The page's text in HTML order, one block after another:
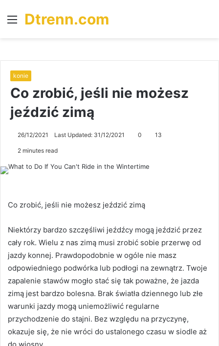
Menu
Dtrenn.com
konie
Co zrobić, jeśli nie możesz
jeździć zimą
26/12/2021 Last Updated: 31/12/2021 0 13
2 minutes read
Co zrobić, jeśli nie możesz jeździć zimą
Niektórzy bardzo szczęśliwi jeźdźcy mogą jeździć przez
cały rok. Wielu z nas zimą musi zrobić sobie przerwę od
jazdy konnej. Prawdopodobnie w ogóle nie masz
odpowiedniego podwórka lub podłogi na zewnątrz. Twoje
zapalenie stawów mogło stać się tak poważne, że jazda
zimą jest bardzo bolesna. Brak światła dziennego lub złe
warunki jazdy mogą uniemożliwić regularne
przychodzenie do stajni. Bez względu na przyczynę,
okazuje się, że nie wróci do ustalonego czasu w siodle aż